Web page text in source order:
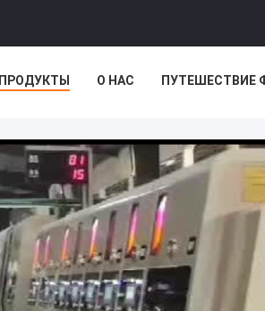
ПРОДУКТЫ О НАС ПУТЕШЕСТВИЕ